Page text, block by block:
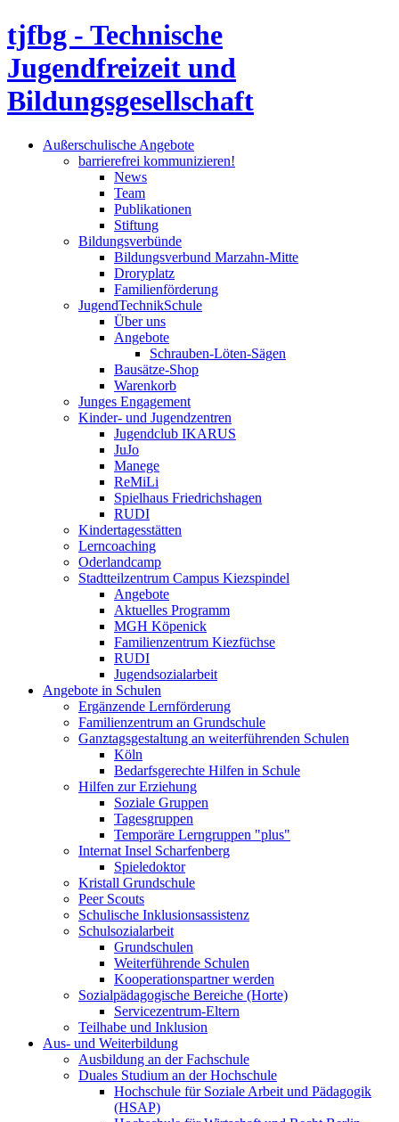
tjfbg - Technische
Jugendfreizeit und
Bildungsgesellschaft
Außerschulische Angebote
barrierefrei kommunizieren!
News
Team
Publikationen
Stiftung
Bildungsverbünde
Bildungsverbund Marzahn-Mitte
Droryplatz
Familienförderung
JugendTechnikSchule
Über uns
Angebote
Schrauben-Löten-Sägen
Bausätze-Shop
Warenkorb
Junges Engagement
Kinder- und Jugendzentren
Jugendclub IKARUS
JuJo
Manege
ReMiLi
Spielhaus Friedrichshagen
RUDI
Kindertagesstätten
Lerncoaching
Oderlandcamp
Stadtteilzentrum Campus Kiezspindel
Angebote
Aktuelles Programm
MGH Köpenick
Familienzentrum Kiezfüchse
RUDI
Jugendsozialarbeit
Angebote in Schulen
Ergänzende Lernförderung
Familienzentrum an Grundschule
Ganztagsgestaltung an weiterführenden Schulen
Köln
Bedarfsgerechte Hilfen in Schule
Hilfen zur Erziehung
Soziale Gruppen
Tagesgruppen
Temporäre Lerngruppen "plus"
Internat Insel Scharfenberg
Spieledoktor
Kristall Grundschule
Peer Scouts
Schulische Inklusionsassistenz
Schulsozialarbeit
Grundschulen
Weiterführende Schulen
Kooperationspartner werden
Sozialpädagogische Bereiche (Horte)
Servicezentrum-Eltern
Teilhabe und Inklusion
Aus- und Weiterbildung
Ausbildung an der Fachschule
Duales Studium an der Hochschule
Hochschule für Soziale Arbeit und Pädagogik
(HSAP)